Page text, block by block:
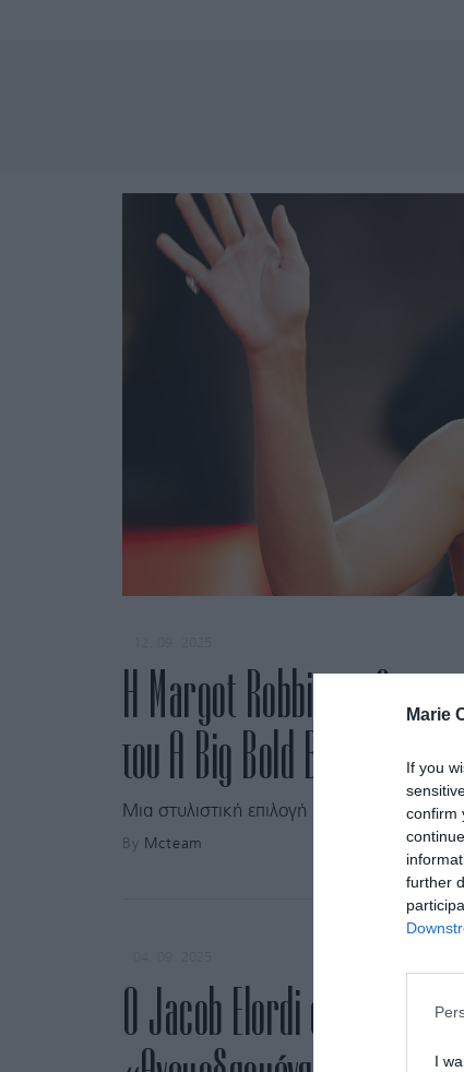
Marie
If you
confirm
further
I
H Margot Robbie με
του A Big Bold Beautiful
Μια στυλιστική επιλογή που δεν περίμενε
By Mcteam
Ο Jacob Elordi σαγηνεύει